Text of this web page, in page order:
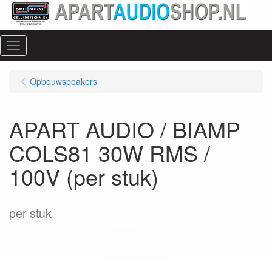
Menu
Opbouwspeakers
APART AUDIO / BIAMP
COLS81 30W RMS /
100V (per stuk)
per stuk